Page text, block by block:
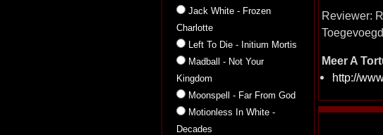
Jack White - Frozen
Charlotte
Left To Die - Initium Mortis
Madball - Not Your
Kingdom
Moonspell - Far From God
Motionless In White -
Decades
Reviewer:
Meer A
http://